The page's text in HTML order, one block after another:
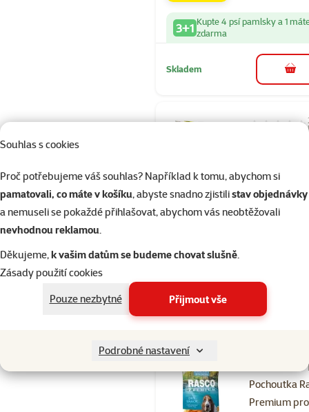
Souhlas s cookies
Proč potřebujeme váš souhlas? Například k tomu, abychom si
pamatovali, co máte v košíku, abyste snadno zjistilistav objednávky
a nemuseli se pokaždé přihlašovat, abychom vás neobtěžovali
nevhodnou reklamou.
Děkujeme,k vašim datům se budeme chovat slušně.
Zásady použití cookies
Pouze nezbytné
Přijmout vše
Podrobné nastavení
3+1 Kupte 4 psí pamlsky a 1
zdarma
Skladem do
hovězího
Hodnocení
Cena
299 Kč
Kupte 4 psí pamlsky a 1
Skladem
Pochoutka
Premium
Hodnocení